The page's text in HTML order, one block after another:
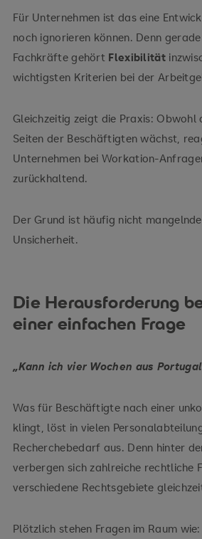
Für Unternehmen ist das eine
noch ignorieren können. Denn
Fachkräfte gehört Flexibilität
wichtigsten Kriterien bei der
Gleichzeitig zeigt die Praxis: Obwohl
Seiten der Beschäftigten wächst,
Unternehmen bei Workation-
zurückhaltend.
Der Grund ist häufig nicht
Unsicherheit.
Die Herausforderung
einer einfachen Frage
„Kann ich vier Wochen aus
Was für Beschäftigte nach einer
klingt, löst in vielen
Recherchebedarf aus. Denn hinter
verbergen sich zahlreiche rechtliche
verschiedene Rechtsgebiete
Plötzlich stehen Fragen im Raum wie: